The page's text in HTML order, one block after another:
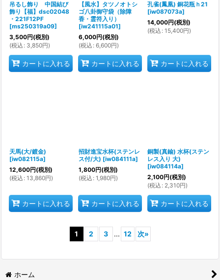
吊るし飾り 中国結び
飾り【福】dsc02048
・221F12PF
[ms250319a09]
3,500円(税別)
(税込 : 3,850円)
カートに入れる
【風水】タツノオトシ
ゴ八卦御守袋（除障
香・霊符入り）
[iw241115a01]
6,000円(税別)
(税込 : 6,600円)
カートに入れる
孔雀(鳳凰) 銅花瓶ｈ21
[iw087073a]
14,000円(税別)
(税込 : 15,400円)
カートに入れる
天馬(大/鍍金)
[iw082115a]
12,600円(税別)
(税込 : 13,860円)
カートに入れる
招財進宝水杯(ステンレ
ス付/大) [iw084111a]
1,800円(税別)
(税込 : 1,980円)
カートに入れる
銅製(真鍮) 水杯(ステン
レス入り 大)
[iw084114a]
2,100円(税別)
(税込 : 2,310円)
カートに入れる
1 2 3 ... 12 次»
ホーム